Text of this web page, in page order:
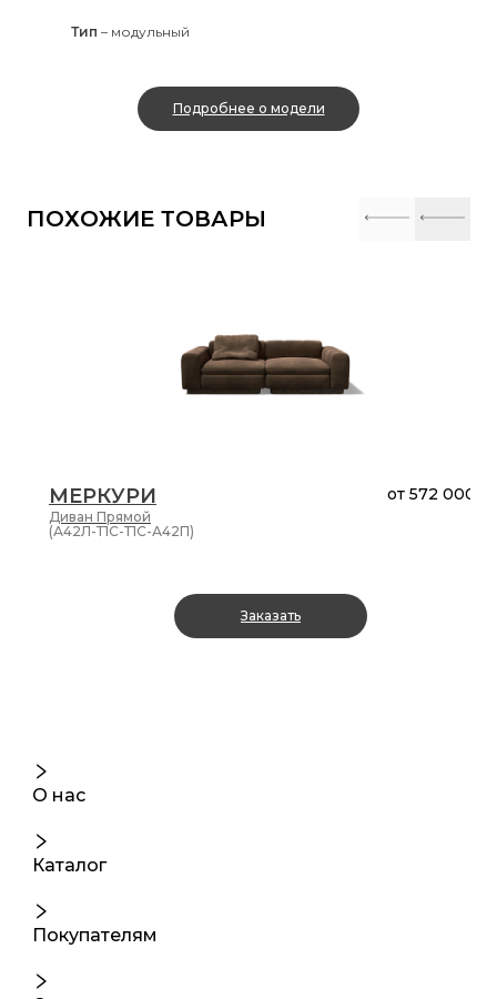
Тип – модульный
Подробнее о модели
ПОХОЖИЕ ТОВАРЫ
МЕРКУРИ
Диван Прямой
от 572 000 ₽
(А42Л-Т1С-Т1С-А42П)
Заказать
О нас
Каталог
Покупателям